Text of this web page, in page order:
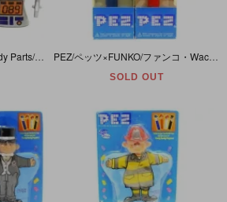
PEZ/ペッツ・Dispenser Body Parts/ディスペンサーボディパーツ 「Spaceman/スペースマン」
SOLD OUT